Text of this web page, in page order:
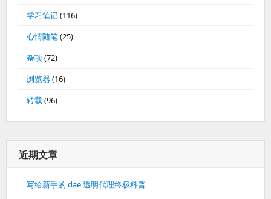
学习笔记(116)
心情随笔(25)
杂项 (72)
浏览器(16)
转载(96)
近期文章
写给新手的 dae 透明代理终极科普